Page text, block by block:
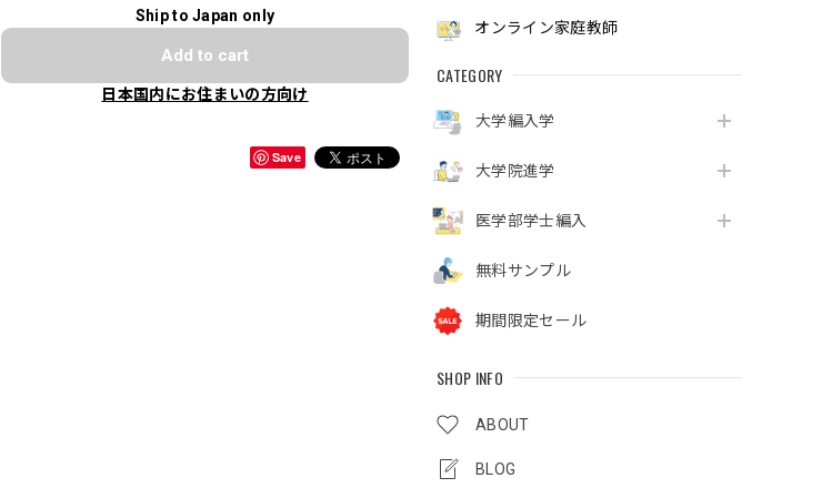
オンライン家庭教師
CATEGORY
大学編入学
大学院進学
医学部学士編入
無料サンプル
期間限定セール
SHOP INFO
ABOUT
BLOG
Ship to Japan only
Add to cart
日本国内にお住まいの方向け
Save